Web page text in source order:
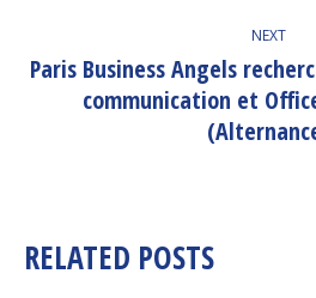
NEXT
Next
post:
Paris Business Angels
communication et
RELATED POSTS